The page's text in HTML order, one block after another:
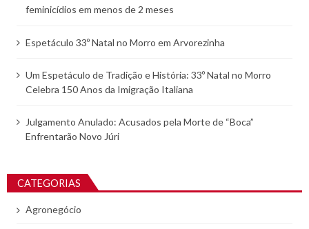
feminicídios em menos de 2 meses
Espetáculo 33º Natal no Morro em Arvorezinha
Um Espetáculo de Tradição e História: 33º Natal no Morro
Celebra 150 Anos da Imigração Italiana
Julgamento Anulado: Acusados pela Morte de “Boca”
Enfrentarão Novo Júri
CATEGORIAS
Agronegócio